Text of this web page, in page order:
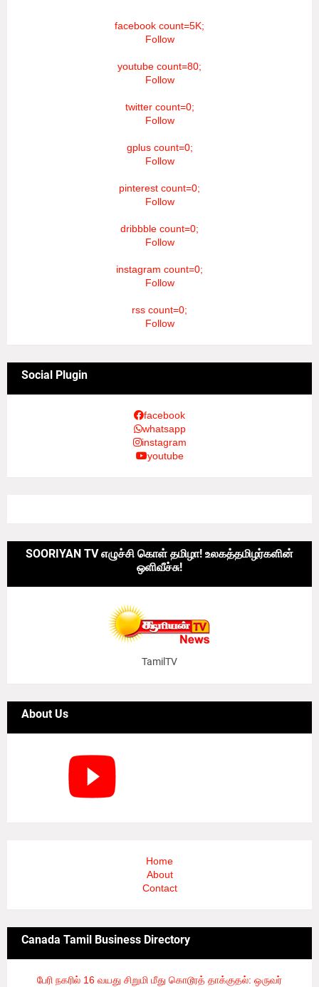
facebook count=5K;
Follow
youtube count=80;
Follow
twitter count=0;
Follow
gplus count=0;
Follow
pinterest count=0;
Follow
dribbble count=0;
Follow
instagram count=0;
Follow
rss count=0;
Follow
Social Plugin
facebook
whatsapp
instagram
youtube
SOORIYAN TV எழுச்சி கொள் தமிழா! உலகத்தமிழர்களின்
ஒளிவீச்சு!
TamilTV
About Us
Home
About
Contact
Canada Tamil Business Directory
பேரி நகரில் 16 வயது சிறுமி மீது கொடூரத் தாக்குதல்: ஒருவர்